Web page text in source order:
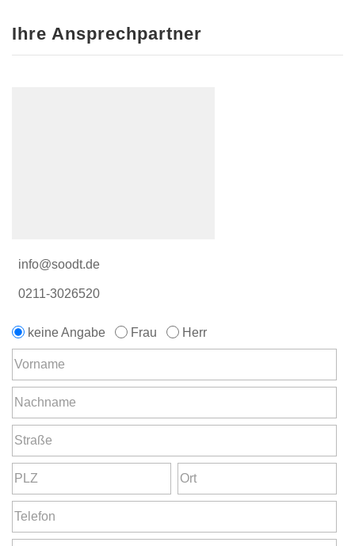
Ihre Ansprechpartner
info@soodt.de
0211-3026520
keine Angabe Frau Herr